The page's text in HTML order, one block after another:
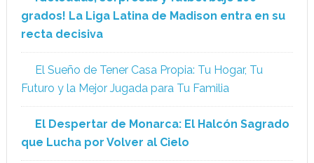
grados! La Liga Latina de Madison entra en su
recta decisiva
El Sueño de Tener Casa Propia: Tu Hogar, Tu
Futuro y la Mejor Jugada para Tu Familia
El Despertar de Monarca: El Halcón Sagrado
que Lucha por Volver al Cielo